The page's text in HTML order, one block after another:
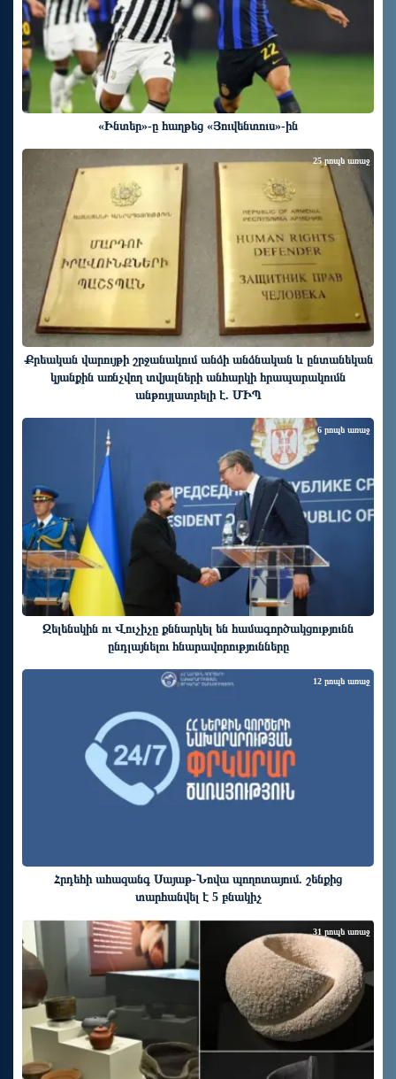
«Ինտեր»-ը հաղթեց «Յուվենտուս»-ին
Քրեական վարույթի շրջանակում անձի անձնական և ընտանեկան
կյանքին առնչվող տվյալների անհարկի հրապարակումն
անթույլատրելի է. ՄԻՊ
25 րոպե առաջ
Զելենսկին ու Վուչիչը քննարկել են համագործակցությունն
ընդլայնելու հնարավորությունները
6 րոպե առաջ
Հրդեհի ահազանգ Սայաթ-Նովա պողոտայում. շենքից
տարհանվել է 5 բնակիչ
12 րոպե առաջ
31 րոպե առաջ